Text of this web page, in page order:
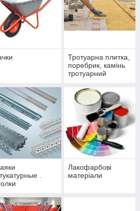
Тротуарна плитка,
поребрик, камінь
тротуарний
.
Лакофарбові
матеріали